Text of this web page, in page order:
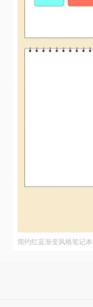
简约红蓝渐变风格笔记